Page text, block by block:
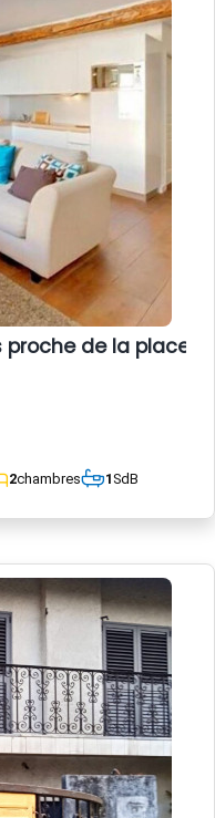
de la place
2chambres 1SdB